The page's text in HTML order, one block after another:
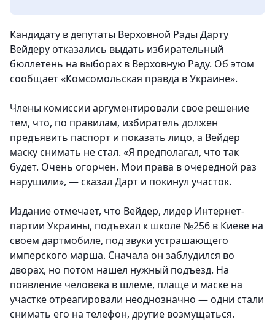
Кандидату в депутаты Верховной Рады Дарту
Вейдеру отказались выдать избирательный
бюллетень на выборах в Верховную Раду. Об этом
сообщает «Комсомольская правда в Украине».
Члены комиссии аргументировали свое решение
тем, что, по правилам, избиратель должен
предъявить паспорт и показать лицо, а Вейдер
маску снимать не стал. «Я предполагал, что так
будет. Очень огорчен. Мои права в очередной раз
нарушили», — сказал Дарт и покинул участок.
Издание отмечает, что Вейдер, лидер Интернет-
партии Украины, подъехал к школе №256 в Киеве на
своем дартмобиле, под звуки устрашающего
имперского марша. Сначала он заблудился во
дворах, но потом нашел нужный подъезд. На
появление человека в шлеме, плаще и маске на
участке отреагировали неоднозначно — одни стали
снимать его на телефон, другие возмущаться.